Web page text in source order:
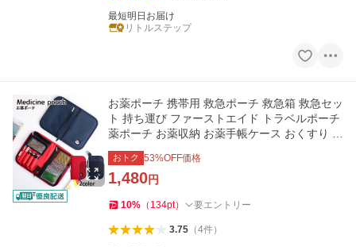
最短明日お届け
リトルステップ
お薬ポーチ 携帯用 救急ポーチ 救急箱 救急セッ
ト 持ち運び ファーストエイド トラベルポーチ
薬ポーチ お薬収納 お薬手帳ケース おくすり 防
災 旅行 部活
おトク 53%OFF価格
1,480円
10% （ 134pt） 要エントリー
3.75（4件）